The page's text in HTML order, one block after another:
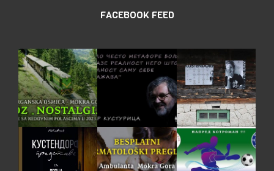
FACEBOOK FEED